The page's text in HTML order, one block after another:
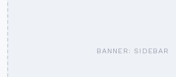
BANNER: SIDEBAR